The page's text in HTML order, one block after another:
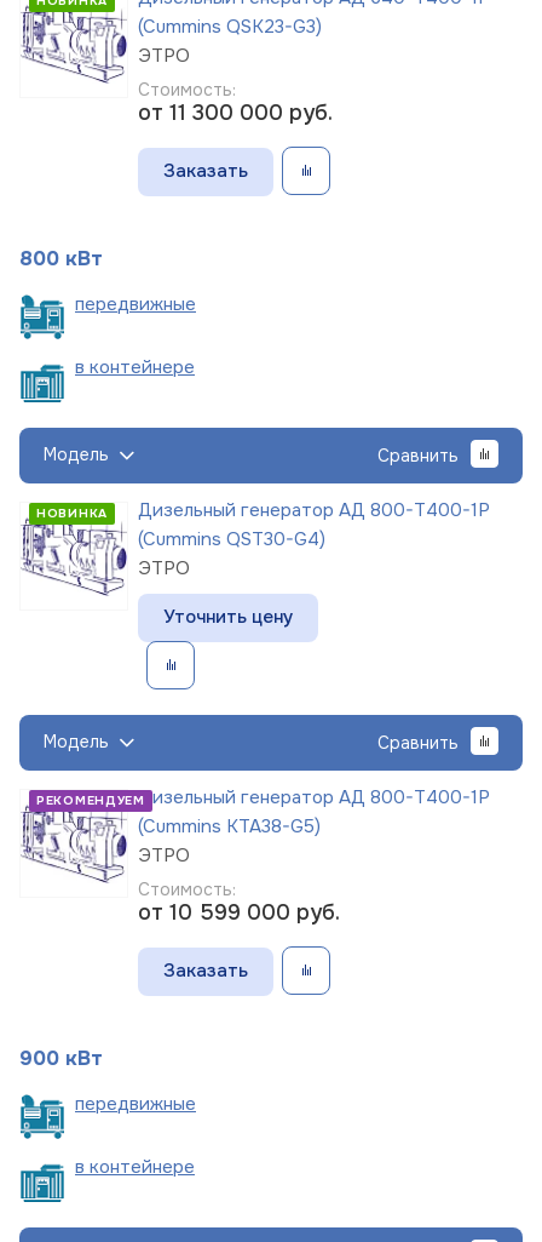
(Cummins QSK23-G3)
ЭТРО
Стоимость:
от 11 300 000 руб.
Заказать
800 кВт
передвижные
в контейнере
Модель Сравнить
НОВИНКА
Дизельный генератор АД 800-Т400-1Р
(Cummins QST30-G4)
ЭТРО
Уточнить цену
Модель Сравнить
РЕКОМЕНДУЕМДизельный генератор АД 800-Т400-1Р
(Cummins KTA38-G5)
ЭТРО
Стоимость:
от 10 599 000 руб.
Заказать
900 кВт
передвижные
в контейнере